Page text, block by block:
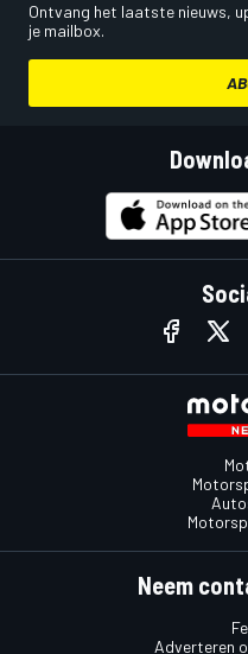
Ontvang het laatste nieuws,
je mailbox.
Neem
Adverteren